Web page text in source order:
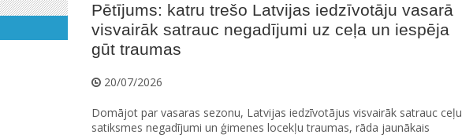
Pētījums: katru trešo Latvijas iedzīvotāju vasarā
visvairāk satrauc negadījumi uz ceļa un iespēja
gūt traumas
20/07/2026
Domājot par vasaras sezonu, Latvijas iedzīvotājus visvairāk satrauc ceļu
satiksmes negadījumi un ģimenes locekļu traumas, rāda jaunākais